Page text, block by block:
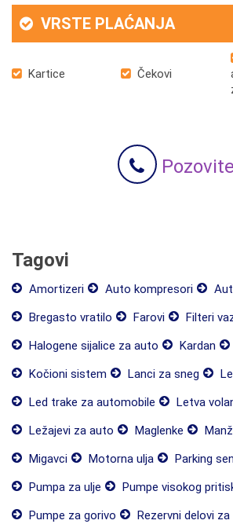
VRSTE PLAĆANJA
Kartice Čekovi
Pozovite
Tagovi
Amortizeri Auto kompresori
Bregasto vratilo
Farovi
Filteri
Halogene sijalice za auto
Kardan
Kočioni sistem
Lanci za sneg
Led trake za automobile
Letva
Ležajevi za auto
Maglenke
Migavci
Motorna ulja
Parking
Pumpa za ulje
Pumpe visokog
Pumpe za gorivo
Rezervni delovi